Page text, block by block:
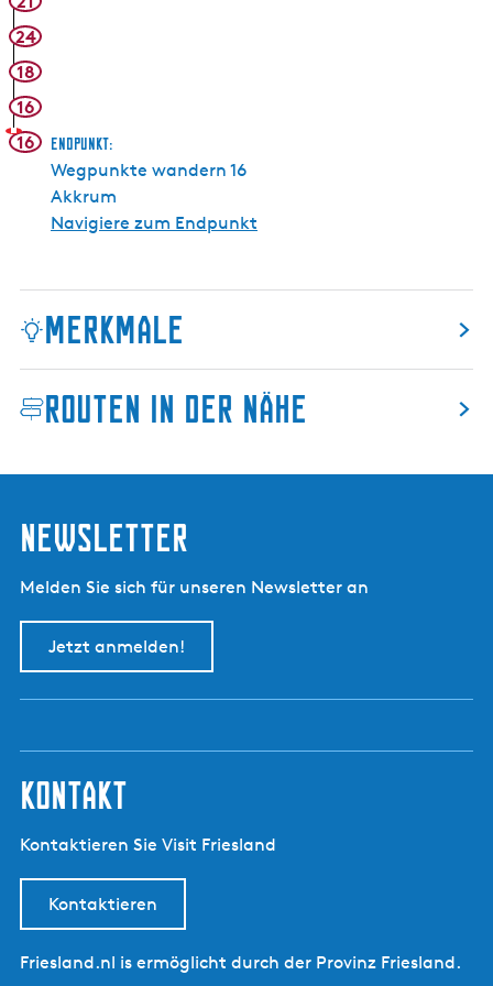
l
e
n
24
18
16
16
Endpunkt:
Wegpunkte wandern 16
Akkrum
Navigiere zum Endpunkt
Merkmale
Routen in der Nähe
Newsletter
Melden Sie sich für unseren Newsletter an
Jetzt anmelden!
kontakt
Kontaktieren Sie Visit Friesland
Kontaktieren
Friesland.nl is ermöglicht durch der Provinz Friesland.